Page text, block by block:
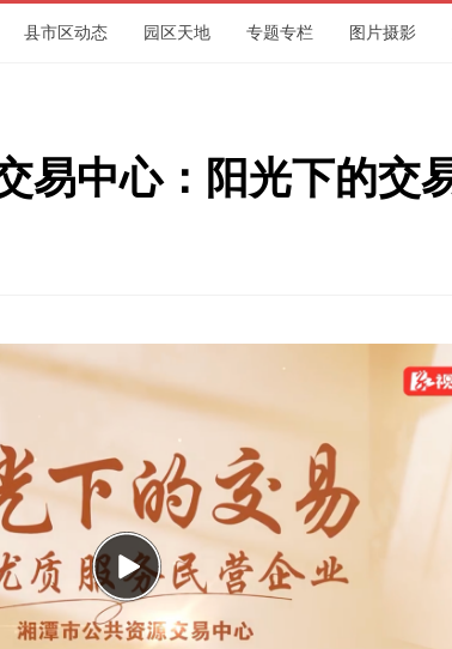
县市区动态 园区天地 专题专栏 图片摄影
易中心：阳光下的交
Play